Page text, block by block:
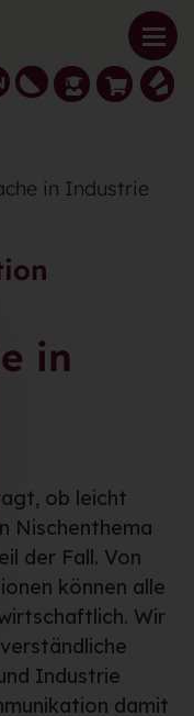
in Industrie
in
ob leicht
Nischenthema
der Fall. Von
können alle
Wir
Industrie
damit